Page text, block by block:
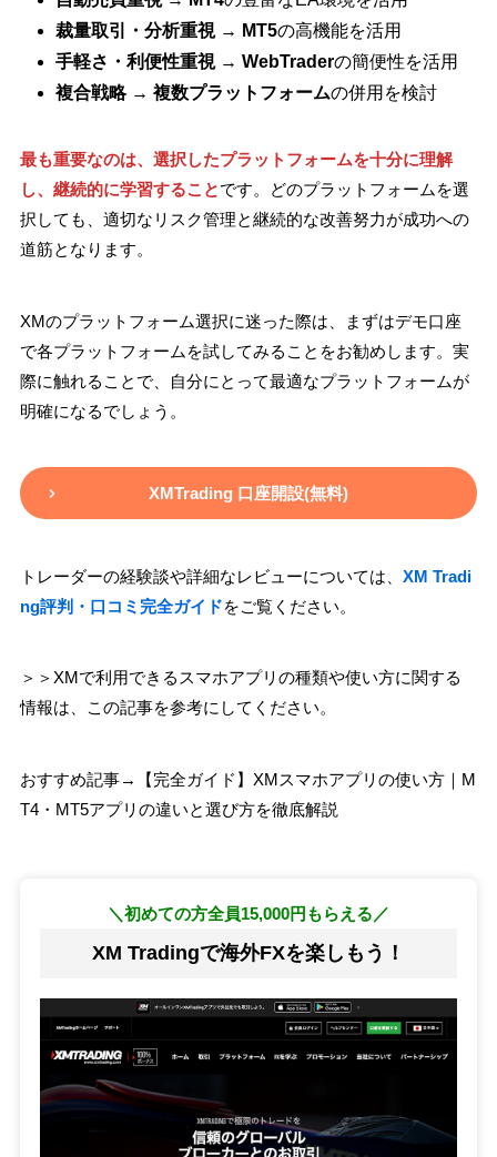
裁量取引・分析重視→ MT5の高機能を活用
手軽さ・利便性重視→ WebTraderの簡便性を活用
複合戦略→ 複数プラットフォームの併用を検討
最も重要なのは、選択したプラットフォームを十分に理解
し、継続的に学習することです。どのプラットフォームを選
択しても、適切なリスク管理と継続的な改善努力が成功への
道筋となります。
XMのプラットフォーム選択に迷った際は、まずはデモ口座
で各プラットフォームを試してみることをお勧めします。実
際に触れることで、自分にとって最適なプラットフォームが
明確になるでしょう。
XMTrading 口座開設(無料)
トレーダーの経験談や詳細なレビューについては、 XM Tradi
ng評判・口コミ完全ガイドをご覧ください。
＞＞XMで利用できるスマホアプリの種類や使い方に関する
情報は、この記事を参考にしてください。
おすすめ記事→【完全ガイド】XMスマホアプリの使い方｜M
T4・MT5アプリの違いと選び方を徹底解説
＼初めての方全員15,000円もらえる／
XM Tradingで海外FXを楽しもう！